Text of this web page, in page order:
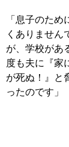
「息子のた
くありません
が、学校があ
度も夫に『家
が死ぬ！』と
ったのです」